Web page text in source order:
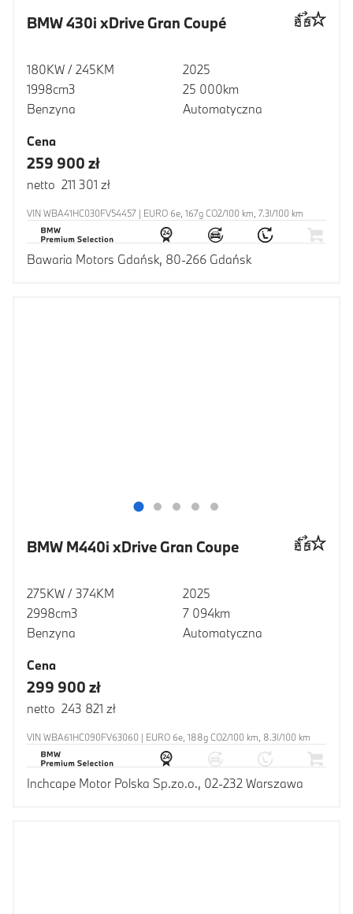
BMW 430i xDrive Gran Coupé
180KW / 245KM
1998cm3
Benzyna
2025
25 000km
Automatyczna
Cena
259 900 zł
netto 211 301 zł
VIN WBA41HC030FV54457 | EURO 6e, 167g CO2/100 km, 7.3l/100 km
Bawaria Motors Gdańsk, 80-266 Gdańsk
BMW M440i xDrive Gran Coupe
275KW / 374KM
2998cm3
Benzyna
2025
7 094km
Automatyczna
Cena
299 900 zł
netto 243 821 zł
VIN WBA61HC090FV63060 | EURO 6e, 188g CO2/100 km, 8.3l/100 km
Inchcape Motor Polska Sp.zo.o., 02-232 Warszawa